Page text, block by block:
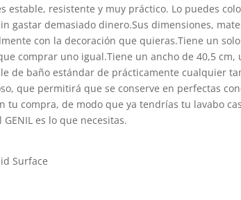
estable, resistente y muy práctico. Lo puedes
gastar demasiado dinero.Sus dimensiones,
con la decoración que quieras.Tiene un
comprar uno igual.Tiene un ancho de 40,5
de baño estándar de prácticamente cualquier
que permitirá que se conserve en perfectas
tu compra, de modo que ya tendrías tu lavabo
es lo que necesitas.
Surface